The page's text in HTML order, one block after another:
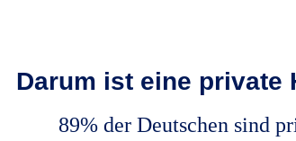
Darum ist eine
89% der Deutschen sind